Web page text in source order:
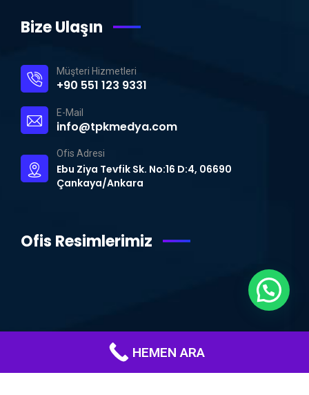
Bize Ulaşın
Müşteri Hizmetleri
+90 551 123 9331
E-Mail
info@tpkmedya.com
Ofis Adresi
Ebu Ziya Tevfik Sk. No:16 D:4, 06690
Çankaya/Ankara
Ofis Resimlerimiz
HEMEN ARA